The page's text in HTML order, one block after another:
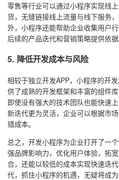
零售等行业可以通过小程序实现线
货，无缝链接线上流量与线下服务
外，小程序还能帮助企业收集用户
后续的产品迭代和营销策略提供依据
5. 降低开发成本与风险
相较于独立开发APP，小程序的开
供了成熟的开发框架和丰富的组件
即使没有强大的技术团队也能快速
新迭代更为灵活，企业可以根据市
错成本。
总之，开发小程序为企业打开了一
强品牌影响力，优化用户体验，拓
合，还能以较低的成本实现快速迭
代，抓住小程序的机遇，无疑将成